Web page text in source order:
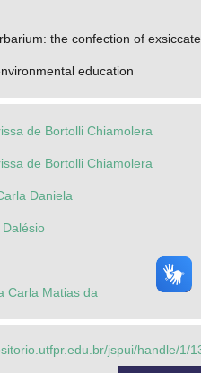
the confection of
education
de Bortolli Chiamolera
de Bortolli Chiamolera
Daniela
Carla Matias da
jspui/handle/1/